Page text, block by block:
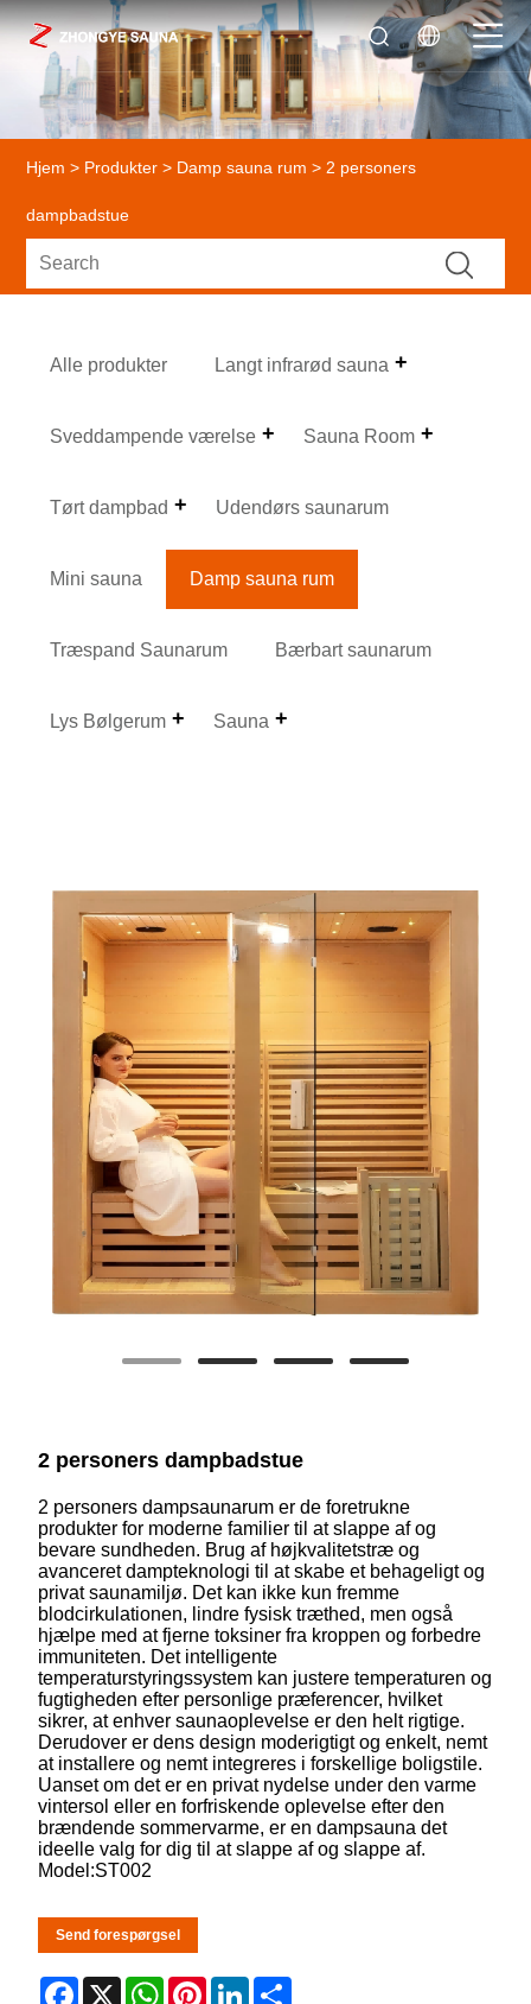
Hjem > Produkter > Damp sauna rum > 2 personers
dampbadstue
Alle produkter Langt infrarød sauna
Sveddampende værelse Sauna Room
Tørt dampbad Udendørs saunarum
Mini sauna Damp sauna rum
Træspand Saunarum Bærbart saunarum
Lys Bølgerum Sauna
2 personers dampbadstue
2 personers dampsaunarum er de foretrukne
produkter for moderne familier til at slappe af og
bevare sundheden. Brug af højkvalitetstræ og
avanceret dampteknologi til at skabe et behageligt og
privat saunamiljø. Det kan ikke kun fremme
blodcirkulationen, lindre fysisk træthed, men også
hjælpe med at fjerne toksiner fra kroppen og forbedre
immuniteten. Det intelligente
temperaturstyringssystem kan justere temperaturen og
fugtigheden efter personlige præferencer, hvilket
sikrer, at enhver saunaoplevelse er den helt rigtige.
Derudover er dens design moderigtigt og enkelt, nemt
at installere og nemt integreres i forskellige boligstile.
Uanset om det er en privat nydelse under den varme
vintersol eller en forfriskende oplevelse efter den
brændende sommervarme, er en dampsauna det
ideelle valg for dig til at slappe af og slappe af.
Model:ST002
Send forespørgsel
Facebook
X WhatsApp
PinterestLinkedIn